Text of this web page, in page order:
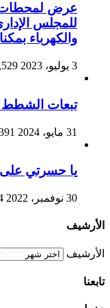
عرض لمحطات
للمجلس
والكهرباء
3 يوليو، 2023
تبعات
31 مايو، 2024
يا حسرتي
30 نوفمبر، 2022
الأرشيف
الأرشيف
تابعنا